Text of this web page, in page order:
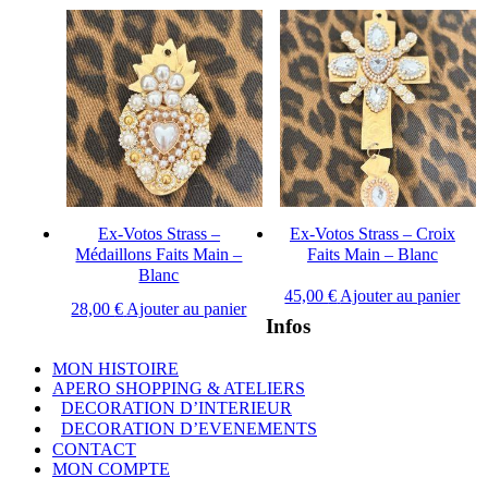
Ex-Votos Strass –
Médaillons Faits Main –
Blanc
28,00€ Ajouter au panier
Ex-Votos Strass – Croix
Faits Main – Blanc
45,00€ Ajouter au panier
Infos
MON HISTOIRE
APERO SHOPPING & ATELIERS
DECORATION D’INTERIEUR
DECORATION D’EVENEMENTS
CONTACT
MON COMPTE